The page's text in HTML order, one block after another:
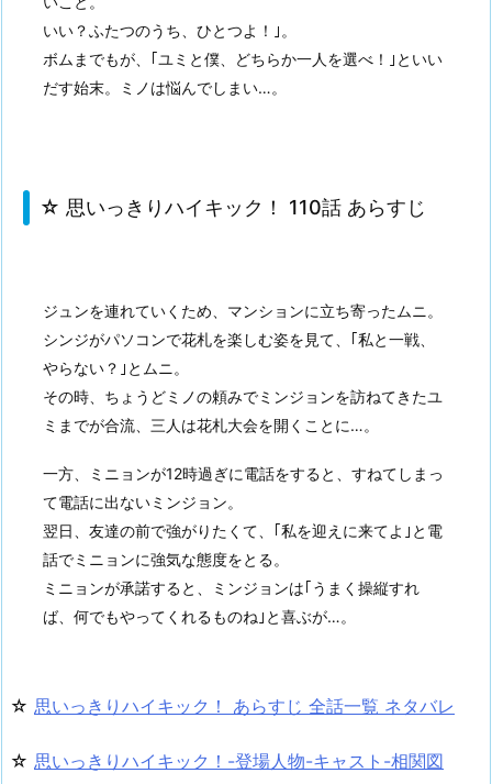
いい？ふたつのうち、ひとつよ！｣。
ボムまでもが、｢ユミと僕、どちらか一人を選べ！｣といい
だす始末。ミノは悩んでしまい…。
☆ 思いっきりハイキック！ 110話 あらすじ
ジュンを連れていくため、マンションに立ち寄ったムニ。
シンジがパソコンで花札を楽しむ姿を見て、｢私と一戦、
やらない？｣とムニ。
その時、ちょうどミノの頼みでミンジョンを訪ねてきたユ
ミまでが合流、三人は花札大会を開くことに…。
一方、ミニョンが12時過ぎに電話をすると、すねてしまっ
て電話に出ないミンジョン。
翌日、友達の前で強がりたくて、｢私を迎えに来てよ｣と電
話でミニョンに強気な態度をとる。
ミニョンが承諾すると、ミンジョンは｢うまく操縦すれ
ば、何でもやってくれるものね｣と喜ぶが…。
☆ 思いっきりハイキック！ あらすじ 全話一覧 ネタバレ
☆ 思いっきりハイキック！-登場人物-キャスト-相関図